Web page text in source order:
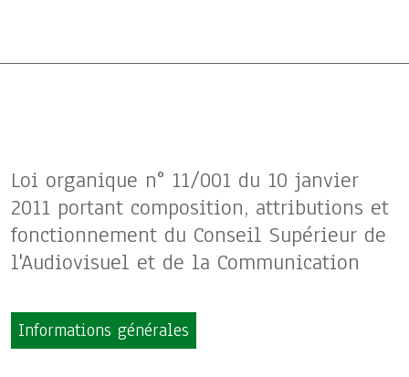
Loi organique n° 11/001 du 10 janvier
2011 portant composition, attributions et
fonctionnement du Conseil Supérieur de
l'Audiovisuel et de la Communication
Informations générales